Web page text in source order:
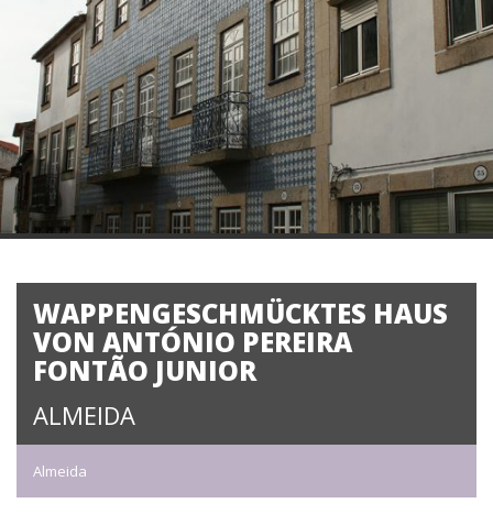
WAPPENGESCHMÜCKTES HAUS
VON ANTÓNIO PEREIRA
FONTÃO JUNIOR
ALMEIDA
Almeida